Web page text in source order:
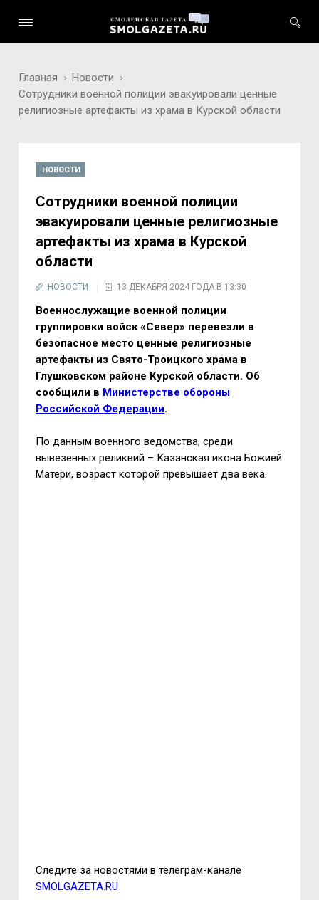
Главная
Новости
Сотрудники военной полиции эвакуировали ценные
религиозные артефакты из храма в Курской области
НОВОСТИ
Сотрудники военной полиции
эвакуировали ценные религиозные
артефакты из храма в Курской
области
НОВОСТИ 13 ДЕКАБРЯ 2024 ГОДА В 13:30
Военнослужащие военной полиции
группировки войск «Север» перевезли в
безопасное место ценные религиозные
артефакты из Свято-Троицкого храма в
Глушковском районе Курской области. Об
сообщили в Министерстве обороны
Российской Федерации.
По данным военного ведомства, среди
вывезенных реликвий – Казанская икона Божией
Матери, возраст которой превышает два века.
Следите за новостями в телеграм-канале
SMOLGAZETA.RU